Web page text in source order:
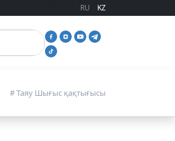
RU KZ
# Таяу Шығыс қақтығысы